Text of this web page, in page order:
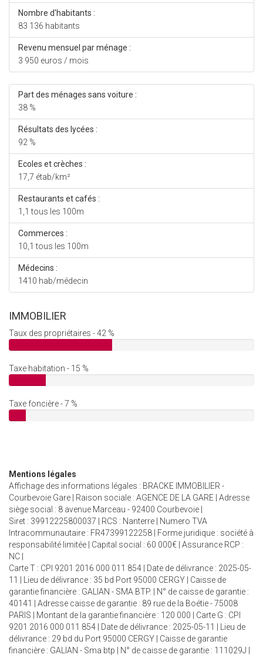
Nombre d'habitants :
83 136 habitants
Revenu mensuel par ménage :
3 950 euros / mois
Part des ménages sans voiture :
38 %
Résultats des lycées :
92 %
Ecoles et crèches :
17,7 étab/km²
Restaurants et cafés :
1,1 tous les 100m
Commerces :
10,1 tous les 100m
Médecins :
1410 hab/médecin
IMMOBILIER
Taux des propriétaires - 42 %
Taxe habitation - 15 %
Taxe foncière - 7 %
Mentions légales
Affichage des informations légales : BRACKE IMMOBILIER -
Courbevoie Gare | Raison sociale : AGENCE DE LA GARE | Adresse
siège social : 8 avenue Marceau - 92400 Courbevoie |
Siret : 39912225800037 | RCS : Nanterre | Numero TVA
Intracommunautaire : FR47399122258 | Forme juridique : société à
responsabilité limitée | Capital social : 60 000€ | Assurance RCP :
NC |
Carte T : CPI 9201 2016 000 011 854 | Date de délivrance : 2025-05-
11 | Lieu de délivrance : 35 bd Port 95000 CERGY | Caisse de
garantie financière : GALIAN - SMA BTP. | N° de caisse de garantie :
40141 | Adresse caisse de garantie : 89 rue de la Boétie - 75008
PARIS | Montant de la garantie financière : 120 000 | Carte G : CPI
9201 2016 000 011 854 | Date de délivrance : 2025-05-11 | Lieu de
délivrance : 29 bd du Port 95000 CERGY | Caisse de garantie
financière : GALIAN - Sma btp | N° de caisse de garantie : 111029J |